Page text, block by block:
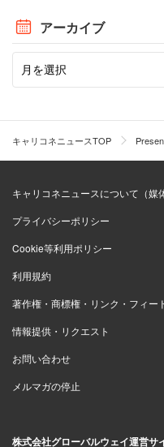
ーに自社の魅力を伝え
が一歩先に進むよう
きます。
ヒアリングに基づき、コ
経営計画や新規事業の案
クトメンバーが新規事
めた案件です。
当時の私の仕事は会議
分的なものに留まりま
アーカイブ
キャリコネニュースTOP
キャリコネニュースについて（媒
プライバシーポリシー
Cookie等利用ポリシー
利用規約
著作権・商標権・リンク・フィー
情報提供・リクエスト
お問い合わせ
メルマガの停止
株式会社グローバルウェイ運営サ